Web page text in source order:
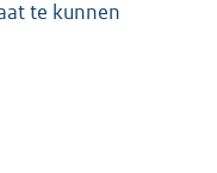
te kunnen